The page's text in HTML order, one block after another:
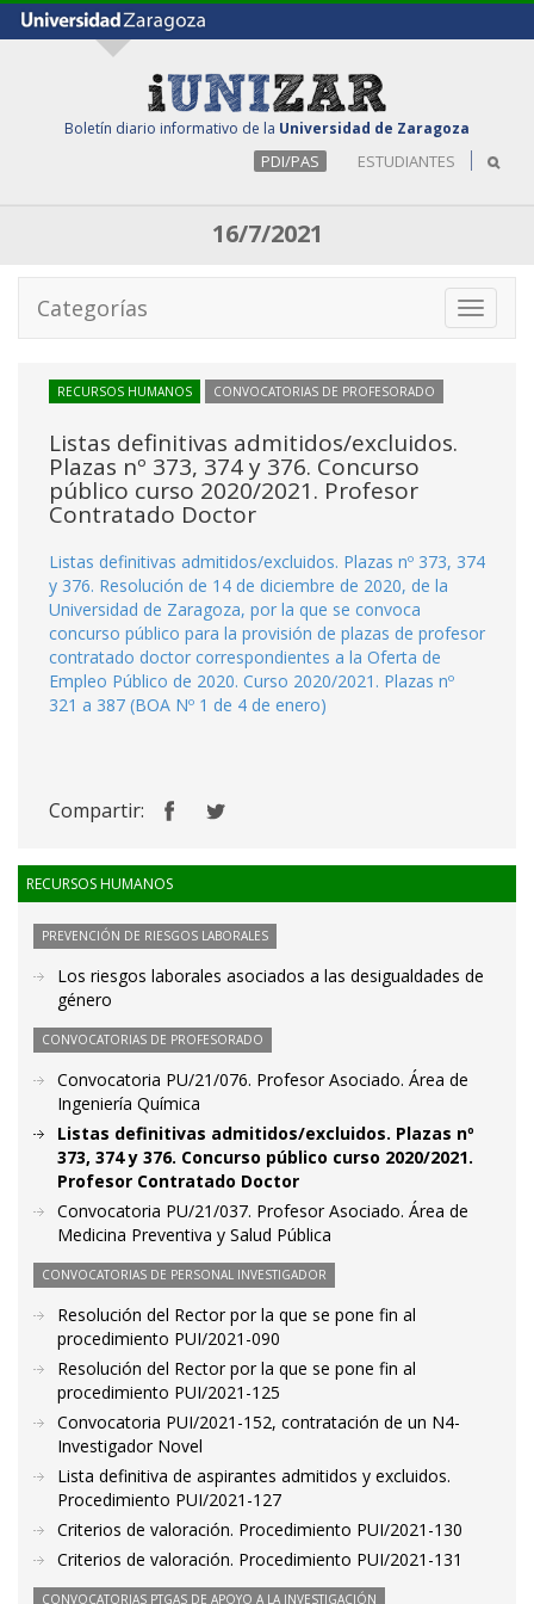
Boletín diario informativo de la Universidad de Zaragoza
PDI/PAS ESTUDIANTES
16/7/2021
Toggle
Categorías
RECURSOS HUMANOS CONVOCATORIAS DE PROFESORADO
Listas definitivas admitidos/excluidos.
Plazas nº 373, 374 y 376. Concurso
público curso 2020/2021. Profesor
Contratado Doctor
Listas definitivas admitidos/excluidos. Plazas nº 373, 374
y 376. Resolución de 14 de diciembre de 2020, de la
Universidad de Zaragoza, por la que se convoca
concurso público para la provisión de plazas de profesor
contratado doctor correspondientes a la Oferta de
Empleo Público de 2020. Curso 2020/2021. Plazas nº
321 a 387 (BOA Nº 1 de 4 de enero)
Compartir:
RECURSOS HUMANOS
PREVENCIÓN DE RIESGOS LABORALES
Los riesgos laborales asociados a las desigualdades de
género
CONVOCATORIAS DE PROFESORADO
Convocatoria PU/21/076. Profesor Asociado. Área de
Ingeniería Química
Listas definitivas admitidos/excluidos. Plazas nº
373, 374 y 376. Concurso público curso 2020/2021.
Profesor Contratado Doctor
Convocatoria PU/21/037. Profesor Asociado. Área de
Medicina Preventiva y Salud Pública
CONVOCATORIAS DE PERSONAL INVESTIGADOR
Resolución del Rector por la que se pone fin al
procedimiento PUI/2021-090
Resolución del Rector por la que se pone fin al
procedimiento PUI/2021-125
Convocatoria PUI/2021-152, contratación de un N4-
Investigador Novel
Lista definitiva de aspirantes admitidos y excluidos.
Procedimiento PUI/2021-127
Criterios de valoración. Procedimiento PUI/2021-130
Criterios de valoración. Procedimiento PUI/2021-131
CONVOCATORIAS PTGAS DE APOYO A LA INVESTIGACIÓN